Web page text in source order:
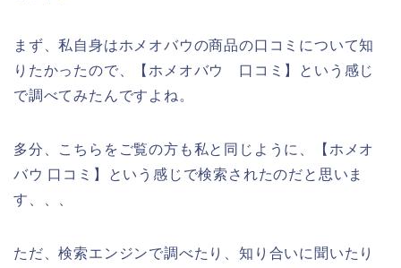
まず、私自身はホメオバウの商品の口コミについて知
りたかったので、【ホメオバウ 口コミ】という感じ
で調べてみたんですよね。
多分、こちらをご覧の方も私と同じように、【ホメオ
バウ 口コミ】という感じで検索されたのだと思いま
す、、、
ただ、検索エンジンで調べたり、知り合いに聞いたり